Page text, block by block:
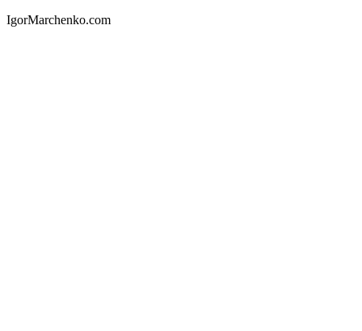
IgorMarchenko.com